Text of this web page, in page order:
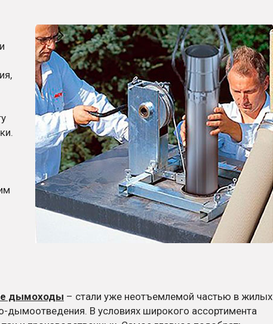
дымоходы – стали уже неотъемлемой частью в жилых
дымоотведения. В условиях широкого ассортимента